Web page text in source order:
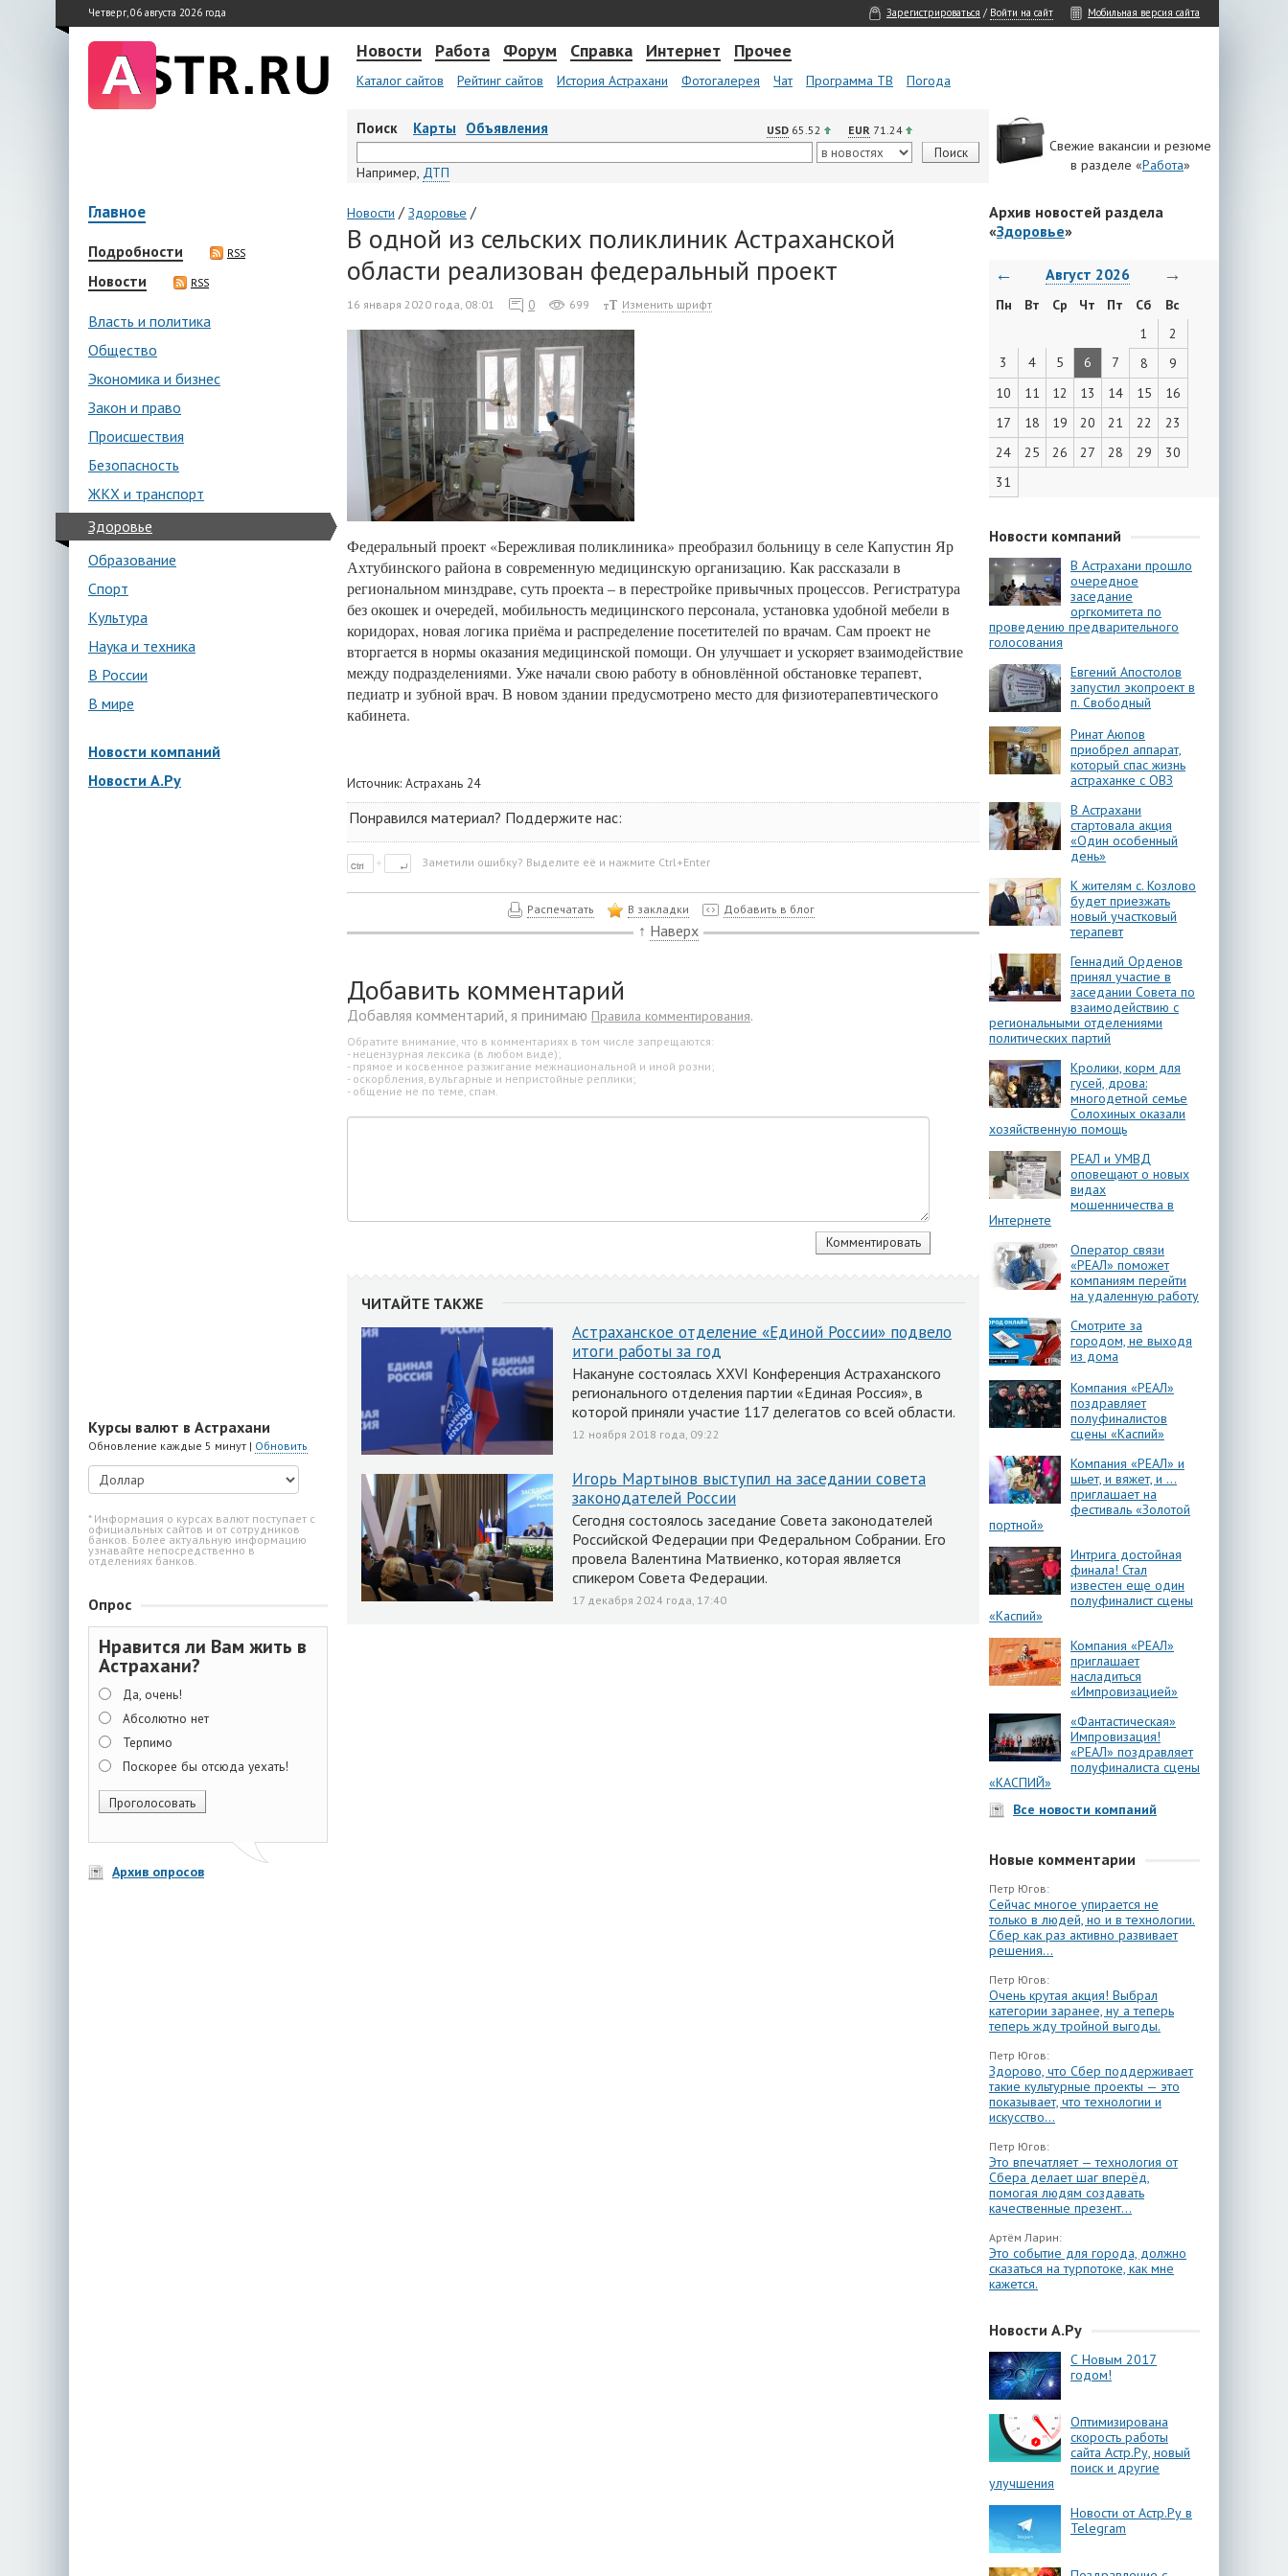
Четверг, 06 августа 2026 года Зарегистрироваться / Войти на сайт Мобильная версия сайта
Новости Работа Форум Справка Интернет Прочее
Каталог сайтов Рейтинг сайтов История Астрахани Фотогалерея Чат Программа ТВ Погода
Поиск Карты Объявления USD 65.52 EUR 71.24
Например, ДТП
Свежие вакансии и резюме
в разделе «Работа»
Главное
Подробности RSS
Новости RSS
Власть и политика
Общество
Экономика и бизнес
Закон и право
Происшествия
Безопасность
ЖКХ и транспорт
Здоровье
Образование
Спорт
Культура
Наука и техника
В России
В мире
Новости компаний
Новости А.Ру
Курсы валют в Астрахани
Обновление каждые 5 минут | Обновить
* Информация о курсах валют поступает с
официальных сайтов и от сотрудников
банков. Более актуальную информацию
узнавайте непосредственно в
отделениях банков.
Опрос
Нравится ли Вам жить в
Астрахани?
Да, очень!
Абсолютно нет
Терпимо
Поскорее бы отсюда уехать!
Архив опросов
Новости / Здоровье /
В одной из сельских поликлиник Астраханской
области реализован федеральный проект
16 января 2020 года, 08:01 0 699 Изменить шрифт
Федеральный проект «Бережливая поликлиника» преобразил больницу в селе Капустин Яр
Ахтубинского района в современную медицинскую организацию. Как рассказали в
региональном минздраве, суть проекта – в перестройке привычных процессов. Регистратура
без окошек и очередей, мобильность медицинского персонала, установка удобной мебели в
коридорах, новая логика приёма и распределение посетителей по врачам. Сам проект не
вторгается в нормы оказания медицинской помощи. Он улучшает и ускоряет взаимодействие
между подразделениями. Уже начали свою работу в обновлённой обстановке терапевт,
педиатр и зубной врач. В новом здании предусмотрено место для физиотерапевтического
кабинета.
Источник: Астрахань 24
Понравился материал? Поддержите нас:
Заметили ошибку? Выделите её и нажмите Ctrl+Enter
Распечатать В закладки Добавить в блог
↑ Наверх
Добавить комментарий
Добавляя комментарий, я принимаю Правила комментирования.
Обратите внимание, что в комментариях в том числе запрещаются:
- нецензурная лексика (в любом виде);
- прямое и косвенное разжигание межнациональной и иной розни;
- оскорбления, вульгарные и непристойные реплики;
- общение не по теме, спам.
ЧИТАЙТЕ ТАКЖЕ
Астраханское отделение «Единой России» подвело
итоги работы за год
Накануне состоялась XXVI Конференция Астраханского
регионального отделения партии «Единая Россия», в
которой приняли участие 117 делегатов со всей области.
12 ноября 2018 года, 09:22
Игорь Мартынов выступил на заседании совета
законодателей России
Сегодня состоялось заседание Совета законодателей
Российской Федерации при Федеральном Собрании. Его
провела Валентина Матвиенко, которая является
спикером Совета Федерации.
17 декабря 2024 года, 17:40
Архив новостей раздела
«Здоровье»
← Август 2026 →
Пн Вт Ср Чт Пт Сб
Вс
1
2
3
4 5 6 7 8
9
10
11 12 13 14 15
16
17
18 19 20 21 22
23
24
25 26 27 28 29
30
31
Новости компаний
В Астрахани прошло
очередное
заседание
оргкомитета по
проведению предварительного
голосования
Евгений Апостолов
запустил экопроект в
п. Свободный
Ринат Аюпов
приобрел аппарат,
который спас жизнь
астраханке с ОВЗ
В Астрахани
стартовала акция
«Один особенный
день»
К жителям с. Козлово
будет приезжать
новый участковый
терапевт
Геннадий Орденов
принял участие в
заседании Совета по
взаимодействию с
региональными отделениями
политических партий
Кролики, корм для
гусей, дрова:
многодетной семье
Солохиных оказали
хозяйственную помощь
РЕАЛ и УМВД
оповещают о новых
видах
мошенничества в
Интернете
Оператор связи
«РЕАЛ» поможет
компаниям перейти
на удаленную работу
Смотрите за
городом, не выходя
из дома
Компания «РЕАЛ»
поздравляет
полуфиналистов
сцены «Каспий»
Компания «РЕАЛ» и
шьет, и вяжет, и …
приглашает на
фестиваль «Золотой
портной»
Интрига достойная
финала! Стал
известен еще один
полуфиналист сцены
«Каспий»
Компания «РЕАЛ»
приглашает
насладиться
«Импровизацией»
«Фантастическая»
Импровизация!
«РЕАЛ» поздравляет
полуфиналиста сцены
«КАСПИЙ»
Все новости компаний
Новые комментарии
Петр Югов:
Сейчас многое упирается не
только в людей, но и в технологии.
Сбер как раз активно развивает
решения...
Петр Югов:
Очень крутая акция! Выбрал
категории заранее, ну а теперь
теперь жду тройной выгоды.
Петр Югов:
Здорово, что Сбер поддерживает
такие культурные проекты — это
показывает, что технологии и
искусство...
Петр Югов:
Это впечатляет — технология от
Сбера делает шаг вперёд,
помогая людям создавать
качественные презент...
Артём Ларин:
Это событие для города, должно
сказаться на турпотоке, как мне
кажется.
Новости А.Ру
С Новым 2017
годом!
Оптимизирована
скорость работы
сайта Астр.Ру, новый
поиск и другие
улучшения
Новости от Астр.Ру в
Telegram